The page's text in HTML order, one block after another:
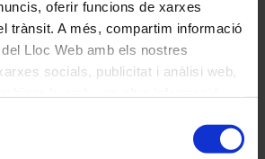
oferir funcions de xarxes
trànsit. A més, compartim informació
Lloc Web amb els nostres
socials, publicitat i anàlisi web,
seus serveis. En el quadre